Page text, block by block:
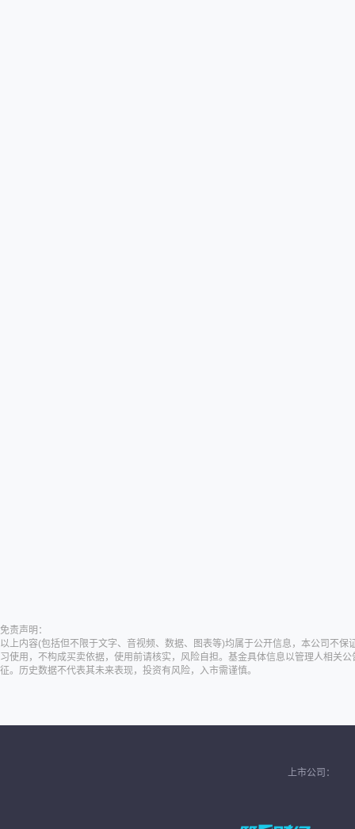
免责声明：
以上内容(包括但不限于文字、音视频、数据、图表等)均属于公开信息，本公司不
习使用，不构成买卖依据，使用前请核实，风险自担。基金具体信息以管理人相关
征。历史数据不代表其未来表现，投资有风险，入市需谨慎。
上市公司：